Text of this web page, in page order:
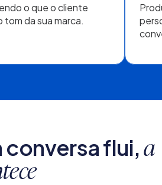
o que o cliente
tom da sua marca.
conversa flui,a